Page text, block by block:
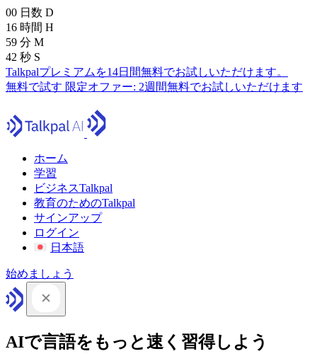
00 日数 D
16 時間 H
59 分 M
41 秒 S
Talkpalプレミアムを14日間無料でお試しいただけます。
無料で試す 限定オファー: 2週間無料でお試しいただけます
ホーム
学習
ビジネスTalkpal
教育のためのTalkpal
サインアップ
ログイン
日本語
始めましょう
AIで言語をもっと速く習得しよう